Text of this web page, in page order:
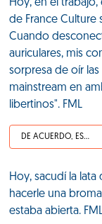
Hoy, en el
de France Culture
Cuando
auriculares, mis
sorpresa de oír
mainstream en
libertinos". FML
DE ACUERDO, ES UNA VIDA HP
Hoy, sacudí la
hacerle una
estaba abierta.